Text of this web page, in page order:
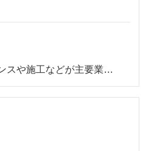
スや施工などが主要業…